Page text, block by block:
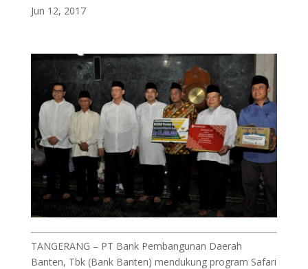
Jun 12, 2017
TANGERANG – PT Bank Pembangunan Daerah
Banten, Tbk (Bank Banten) mendukung program Safari